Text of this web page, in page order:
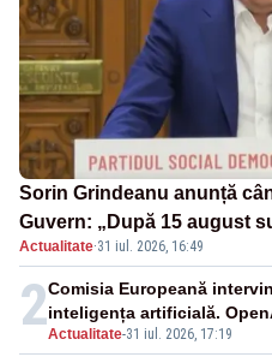
Sorin Grindeanu anunță
Guvern: „După 15 august
Actualitate·31 iul. 2026, 16:49
2Actualitate-31 iul. 2026, 17:19
Comisia Europeană
inteligența artificială.